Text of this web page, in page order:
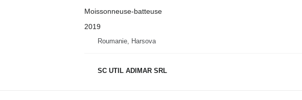
Moissonneuse-batteuse
2019
Roumanie, Harsova
SC UTIL ADIMAR SRL